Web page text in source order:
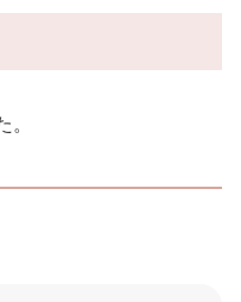
。